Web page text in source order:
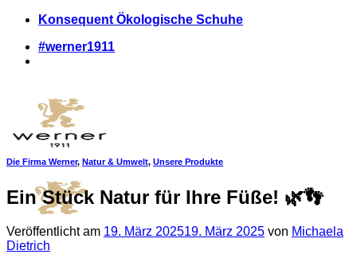
Zum
springen
Konsequent Ökologische Schuhe
#werner1911
Die Firma Werner, Natur & Umwelt, Unsere Produkte
Ein Stück Natur für Ihre Füße! 🌿👣
Veröffentlicht am 19. März 202519. März 2025 von Michaela
Dietrich